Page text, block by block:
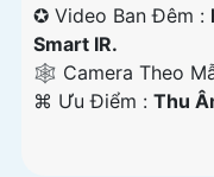
✪ Video Ban Đêm :
Smart IR.
🕸️ Camera Theo
️⌘ Ưu Điểm : Thu